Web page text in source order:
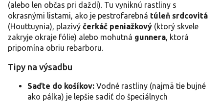
(alebo len občas pri daždi). Tu vyniknú rastliny s
okrasnými listami, ako je pestrofarebná túleň srdcovitá
(Houttuynia), plazivý čerkáč peniažkový (ktorý skvele
zakryje okraje fólie) alebo mohutná gunnera, ktorá
pripomína obriu rebarboru.
Tipy na výsadbu
Saďte do košíkov: Vodné rastliny (najmä tie bujné
ako pálka) je lepšie sadiť do špeciálnych